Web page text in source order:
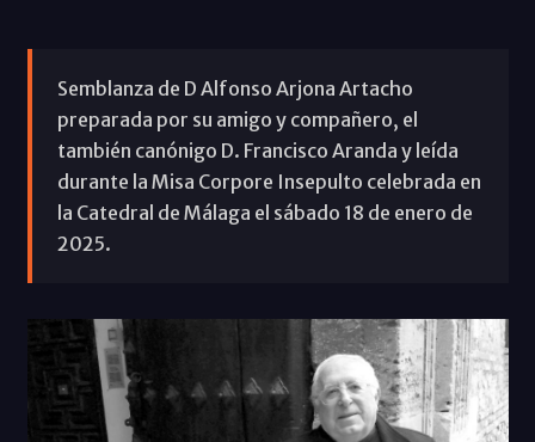
Semblanza de D Alfonso Arjona Artacho
preparada por su amigo y compañero, el
también canónigo D. Francisco Aranda y leída
durante la Misa Corpore Insepulto celebrada en
la Catedral de Málaga el sábado 18 de enero de
2025.